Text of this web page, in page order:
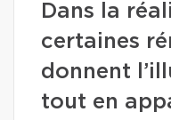
Dans la
certaines
donnent
tout en